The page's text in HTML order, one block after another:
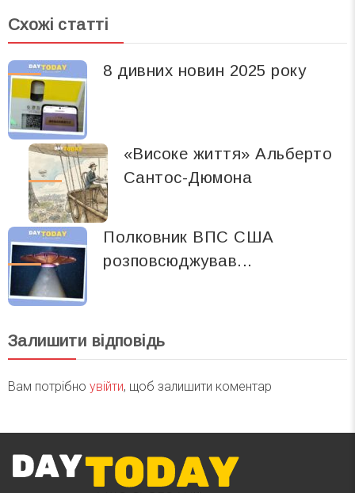
Схожі статті
8 дивних новин 2025 року
«Високе життя» Альберто
Сантос-Дюмона
Полковник ВПС США
розповсюджував...
Залишити відповідь
Вам потрібно увійти, щоб залишити коментар